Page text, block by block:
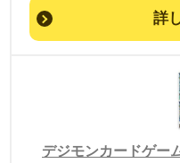
詳
デジモンカードゲー